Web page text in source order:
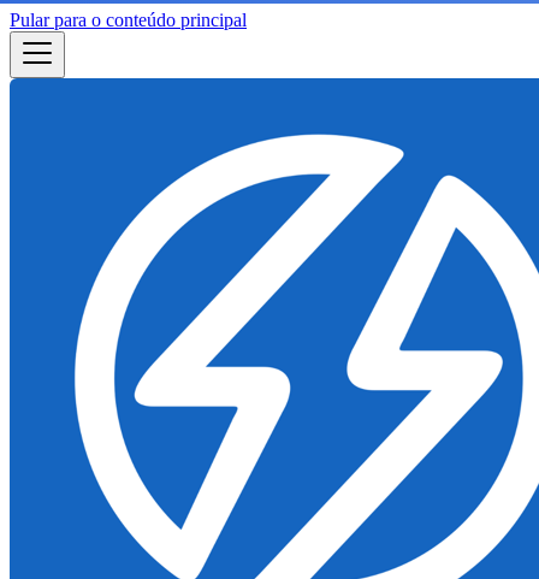
Pular para o conteúdo principal